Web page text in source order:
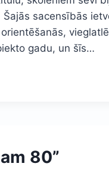
sacensībās
gadu, un šīs…
80”